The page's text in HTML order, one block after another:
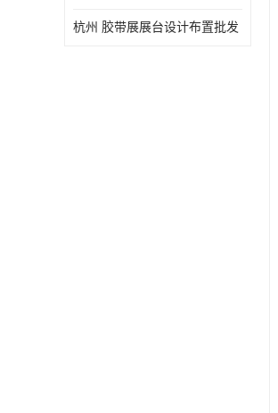
杭州 胶带展展台设计布置批发